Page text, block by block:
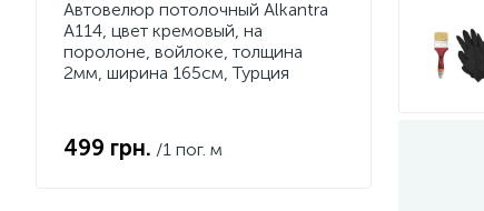
Автовелюр потолочный Alkantra
A114, цвет кремовый, на
поролоне, войлоке, толщина
2мм, ширина 165см, Турция
499 грн. /1 пог. м